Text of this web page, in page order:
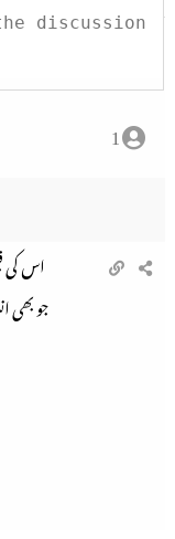
1
اس کی
جو بھی